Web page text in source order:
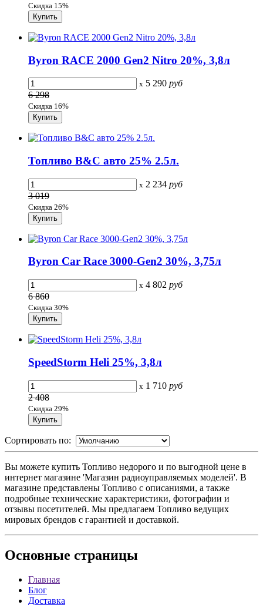
Скидка 15%
Byron RACE 2000 Gen2 Nitro 20%, 3,8л
x 5 290 руб
6 298
Скидка 16%
Топливо B&C авто 25% 2.5л.
x 2 234 руб
3 019
Скидка 26%
Byron Car Race 3000-Gen2 30%, 3,75л
x 4 802 руб
6 860
Скидка 30%
SpeedStorm Heli 25%, 3,8л
x 1 710 руб
2 408
Скидка 29%
Сортировать по:
Вы можете купить Топливо недорого и по выгодной цене в
интернет магазине 'Магазин радиоуправляемых моделей'. В
магазине представлены Топливо с описаниями, а также
подробные технические характеристики, фотографии и
отзывы посетителей. Мы предлагаем Топливо ведущих
мировых брендов с гарантией и доставкой.
Основные страницы
Главная
Блог
Доставка